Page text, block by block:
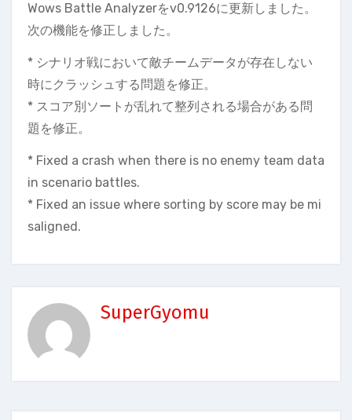
Wows Battle Analyzerをv0.9126に更新しました。
次の機能を修正しました。
* シナリオ戦において敵チームデータが存在しない
時にクラッシュする問題を修正。
* スコア別ソートが乱れて整列される場合がある問
題を修正。
* Fixed a crash when there is no enemy team data
in scenario battles.
* Fixed an issue where sorting by score may be mi
saligned.
SuperGyomu